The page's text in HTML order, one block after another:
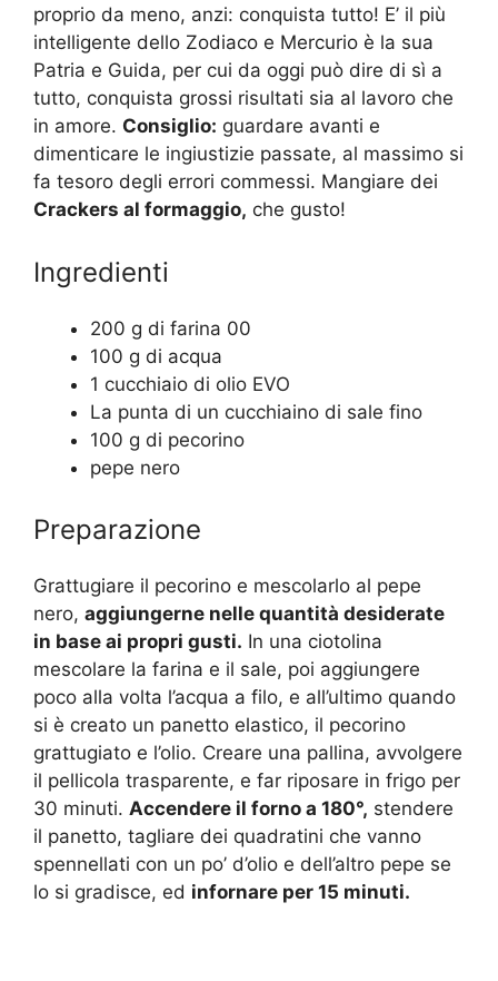
proprio da meno, anzi: conquista tutto! E’ il più
intelligente dello Zodiaco e Mercurio è la sua
Patria e Guida, per cui da oggi può dire di sì a
tutto, conquista grossi risultati sia al lavoro che
in amore. Consiglio: guardare avanti e
dimenticare le ingiustizie passate, al massimo si
fa tesoro degli errori commessi. Mangiare dei
Crackers al formaggio, che gusto!
Ingredienti
200 g di farina 00
100 g di acqua
1 cucchiaio di olio EVO
La punta di un cucchiaino di sale fino
100 g di pecorino
pepe nero
Preparazione
Grattugiare il pecorino e mescolarlo al pepe
nero, aggiungerne nelle quantità desiderate
in base ai propri gusti. In una ciotolina
mescolare la farina e il sale, poi aggiungere
poco alla volta l’acqua a filo, e all’ultimo quando
si è creato un panetto elastico, il pecorino
grattugiato e l’olio. Creare una pallina, avvolgere
il pellicola trasparente, e far riposare in frigo per
30 minuti. Accendere il forno a 180°, stendere
il panetto, tagliare dei quadratini che vanno
spennellati con un po’ d’olio e dell’altro pepe se
lo si gradisce, ed infornare per 15 minuti.